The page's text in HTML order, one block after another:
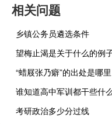
相关问题
乡镇公务员遴选条件
望梅止渴是关于什么的例
“蜡屐张乃癖”的出处是哪里
谁知道高中军训都干些什
考研政治多少分过线